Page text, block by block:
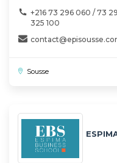
+216 73 296 060 / 73
325 100
Sousse